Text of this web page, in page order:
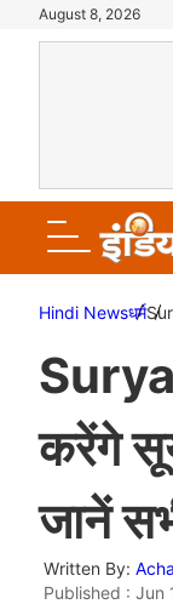
August 8, 2026
Hindi Newsधर्म
Surya
करेंगे
जानें
Written By:
Published :